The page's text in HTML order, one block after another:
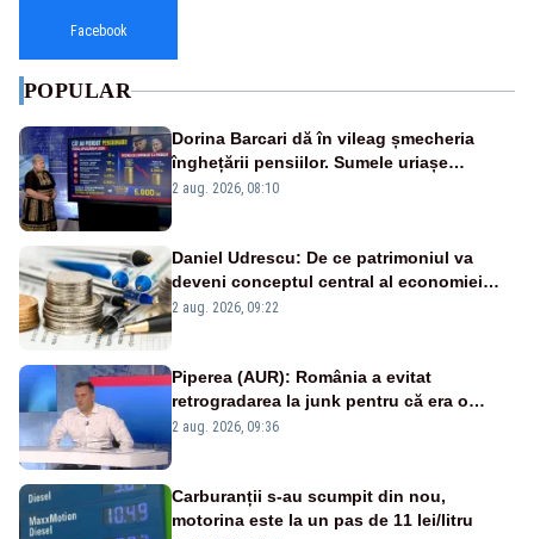
Facebook
POPULAR
Dorina Barcari dă în vileag șmecheria
înghețării pensiilor. Sumele uriașe
pierdute de fiecare român
2 aug. 2026, 08:10
Daniel Udrescu: De ce patrimoniul va
deveni conceptul central al economiei
viitoare?
2 aug. 2026, 09:22
Piperea (AUR): România a evitat
retrogradarea la junk pentru că era o
catastrofă pentru bănci și fondurile de
2 aug. 2026, 09:36
Carburanții s-au scumpit din nou,
motorina este la un pas de 11 lei/litru